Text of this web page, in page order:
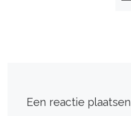
Een reactie plaatsen